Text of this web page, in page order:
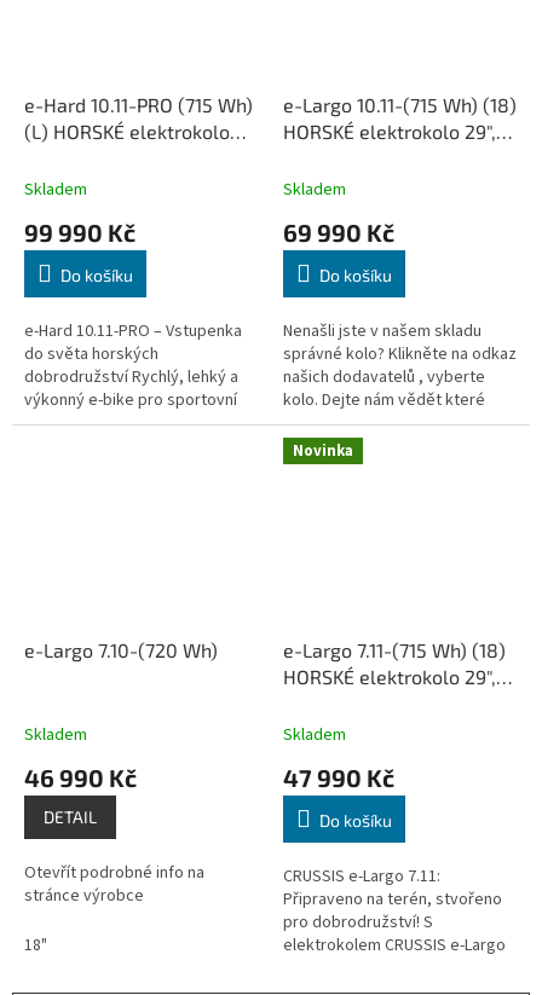
e-Hard 10.11-PRO (715 Wh)
(L) HORSKÉ elektrokolo
715Wh)
Skladem
99 990 Kč
Do košíku
e-Hard 10.11-PRO – Vstupenka
do světa horských
dobrodružství Rychlý, lehký a
výkonný e-bike pro sportovní
jízdu po lesních cestách,
e-Largo 10.11-(715 Wh) (18)
HORSKÉ elektrokolo 29",
715Wh)
Skladem
69 990 Kč
Do košíku
Nenašli jste v našem skladu
správné kolo? Klikněte na odkaz
našich dodavatelů , vyberte
kolo. Dejte nám vědět které
chcete. My za vás objednáme,
sestavíme, seřídíme,...
e-Largo 7.10-(720 Wh)
Skladem
46 990 Kč
DETAIL
Otevřít podrobné info na
stránce výrobce
18"
Novinka
e-Largo 7.11-(715 Wh) (18)
HORSKÉ elektrokolo 29",
715Wh)
Skladem
47 990 Kč
Do košíku
CRUSSIS e-Largo 7.11:
Připraveno na terén, stvořeno
pro dobrodružství! S
elektrokolem CRUSSIS e-Largo